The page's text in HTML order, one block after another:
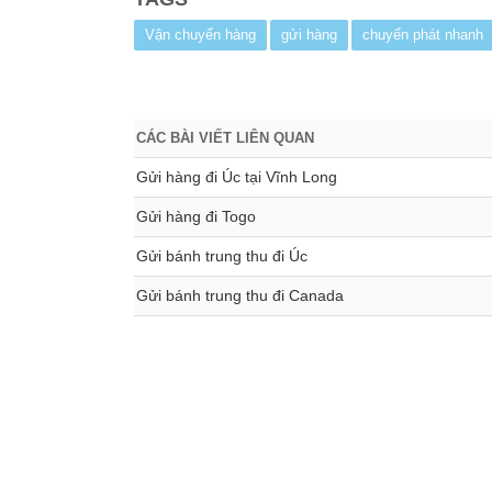
Vận chuyển hàng gửi hàng chuyển phát nhanh
CÁC BÀI VIẾT LIÊN QUAN
Gửi hàng đi Úc tại Vĩnh Long
Gửi hàng đi Togo
Gửi bánh trung thu đi Úc
Gửi bánh trung thu đi Canada